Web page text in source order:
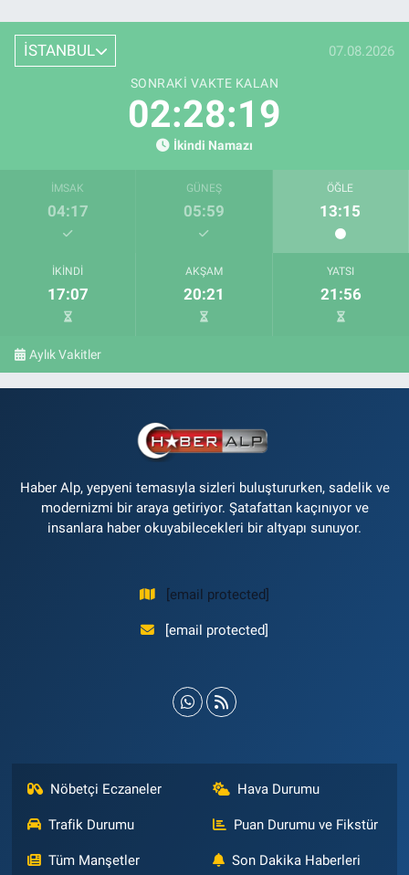
İSTANBUL 07.08.2026
SONRAKI VAKTE KALAN
02:28:18
İkindi Namazı
İMSAK
04:17
GÜNEŞ
05:59
ÖĞLE
13:15
İKINDI
17:07
AKŞAM
20:21
YATSI
21:56
Aylık Vakitler
Haber Alp, yepyeni temasıyla sizleri buluştururken, sadelik ve
modernizmi bir araya getiriyor. Şatafattan kaçınıyor ve
insanlara haber okuyabilecekleri bir altyapı sunuyor.
[email protected]
[email protected]
Nöbetçi Eczaneler Hava Durumu
Trafik Durumu Puan Durumu ve Fikstür
Tüm Manşetler Son Dakika Haberleri